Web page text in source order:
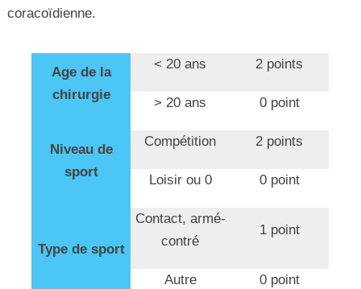
coracoïdienne.
Age de la
chirurgie
< 20 ans 2 points
> 20 ans 0 point
Niveau de
sport
Compétition 2 points
Loisir ou 0 0 point
Type de sport
Contact, armé-
contré
1 point
Autre 0 point